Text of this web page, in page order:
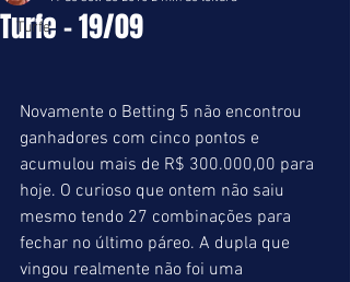
Turfe
Turfe - 19/09
Novamente o Betting 5 não encontrou
ganhadores com cinco pontos e
acumulou mais de R$ 300.000,00 para
hoje. O curioso que ontem não saiu
mesmo tendo 27 combinações para
fechar no último páreo. A dupla que
vingou realmente não foi uma